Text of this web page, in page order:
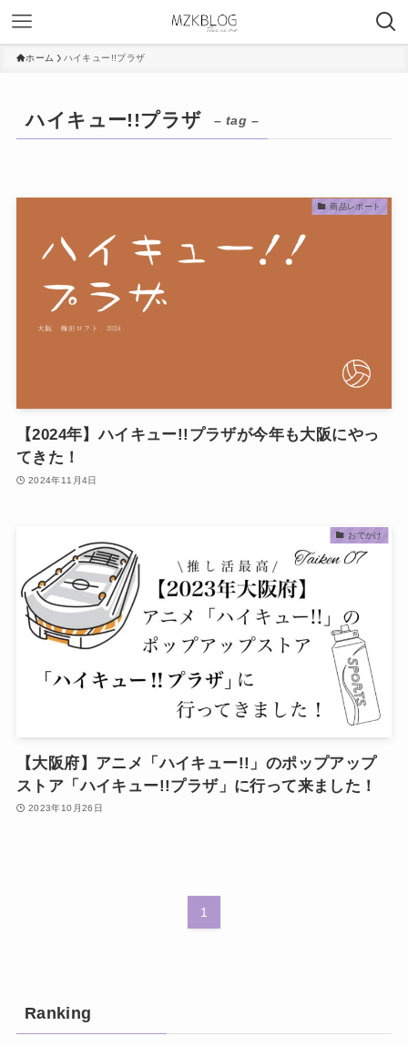
ホーム ハイキュー!!プラザ
ハイキュー!!プラザ – tag –
商品レポート
【2024年】ハイキュー!!プラザが今年も大阪にやっ
てきた！
2024年11月4日
おでかけ
【大阪府】アニメ「ハイキュー!!」のポップアップ
ストア「ハイキュー!!プラザ」に行って来ました！
2023年10月26日
1
Ranking